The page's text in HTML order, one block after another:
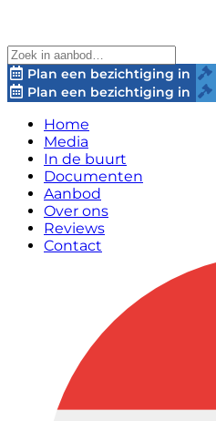
Plan een bezichtiging in
Plan een bezichtiging in
Home
Media
In de buurt
Documenten
Aanbod
Over ons
Reviews
Contact